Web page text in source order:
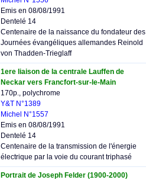
Emis en 08/08/1991
Dentelé 14
Centenaire de la naissance du fondateur des
Journées évangéliques allemandes Reinold
von Thadden-Trieglaff
1ere liaison de la centrale Lauffen de
Neckar vers Francfort-sur-le-Main
170p., polychrome
Y&T N°1389
Michel N°1557
Emis en 08/08/1991
Dentelé 14
Centenaire de la transmission de l'énergie
électrique par la voie du courant triphasé
Portrait de Joseph Felder (1900-2000)